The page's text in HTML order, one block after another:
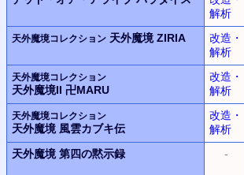
解析
天外魔境コレクション 天外魔境 ZIRIA
改造・
解析
天外魔境コレクション
天外魔境II 卍MARU
改造・
解析
天外魔境コレクション
天外魔境 風雲カブキ伝
改造・
解析
天外魔境 第四の黙示録 -